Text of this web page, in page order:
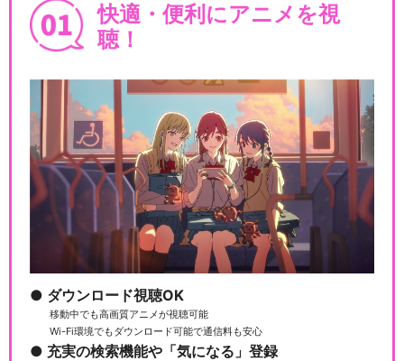
快適・便利にアニメを視
聴！
ダウンロード視聴OK
移動中でも高画質アニメが視聴可能
Wi-Fi環境でもダウンロード可能で通信料も安心
充実の検索機能や「気になる」登録